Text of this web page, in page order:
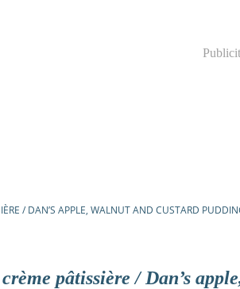
/ DAN’S APPLE, WALNUT AND CUSTARD
pâtissière / Dan’s